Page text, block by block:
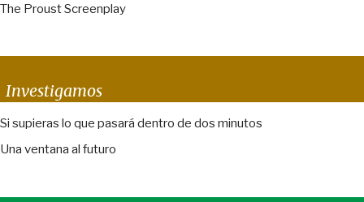
The Proust Screenplay
Investigamos
Si supieras lo que pasará dentro de dos minutos
Una ventana al futuro